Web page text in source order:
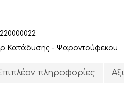
220000022
Κατάδυσης - Ψαροντούφεκου
πληροφορίες